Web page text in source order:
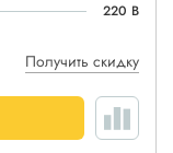
220 В
Получить скидку